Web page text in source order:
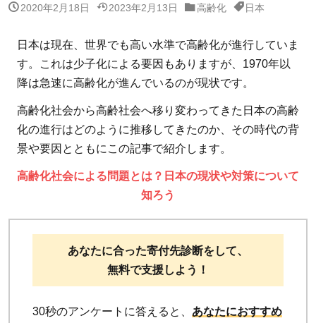
2020年2月18日 2023年2月13日 高齢化 日本
日本は現在、世界でも高い水準で高齢化が進行していま
す。これは少子化による要因もありますが、1970年以
降は急速に高齢化が進んでいるのが現状です。
高齢化社会から高齢社会へ移り変わってきた日本の高齢
化の進行はどのように推移してきたのか、その時代の背
景や要因とともにこの記事で紹介します。
高齢化社会による問題とは？日本の現状や対策について
知ろう
あなたに合った寄付先診断をして、
無料で支援しよう！
30秒のアンケートに答えると、 あなたにおすすめ